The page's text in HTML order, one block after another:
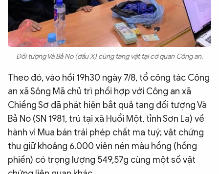
Infographic
Chuyên trang An ninh thế giới
Văn nghệ Công an
Chuyên đề
Đối tượng Và Bả No (dấu X) cùng tang vật tại cơ quan Công an.
Theo đó, vào hồi 19h30 ngày 7/8, tổ công tác Công
an xã Sông Mã chủ trì phối hợp với Công an xã
Chiềng Sơ đã phát hiện bắt quả tang đối tượng Và
Bả No (SN 1981, trú tại xã Huổi Một, tỉnh Sơn La) về
hành vi Mua bán trái phép chất ma tuý; vật chứng
thu giữ khoảng 6.000 viên nén màu hồng (hồng
phiến) có trọng lượng 549,57g cùng một số vật